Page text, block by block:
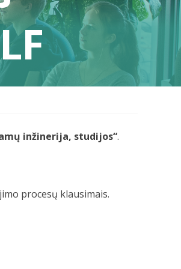
inžinerija, studijos“.
procesų klausimais.